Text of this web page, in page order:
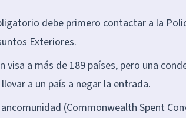
debe primero contactar a la
Exteriores.
a más de 189 países, pero una
a un país a negar la entrada.
(Commonwealth Spent